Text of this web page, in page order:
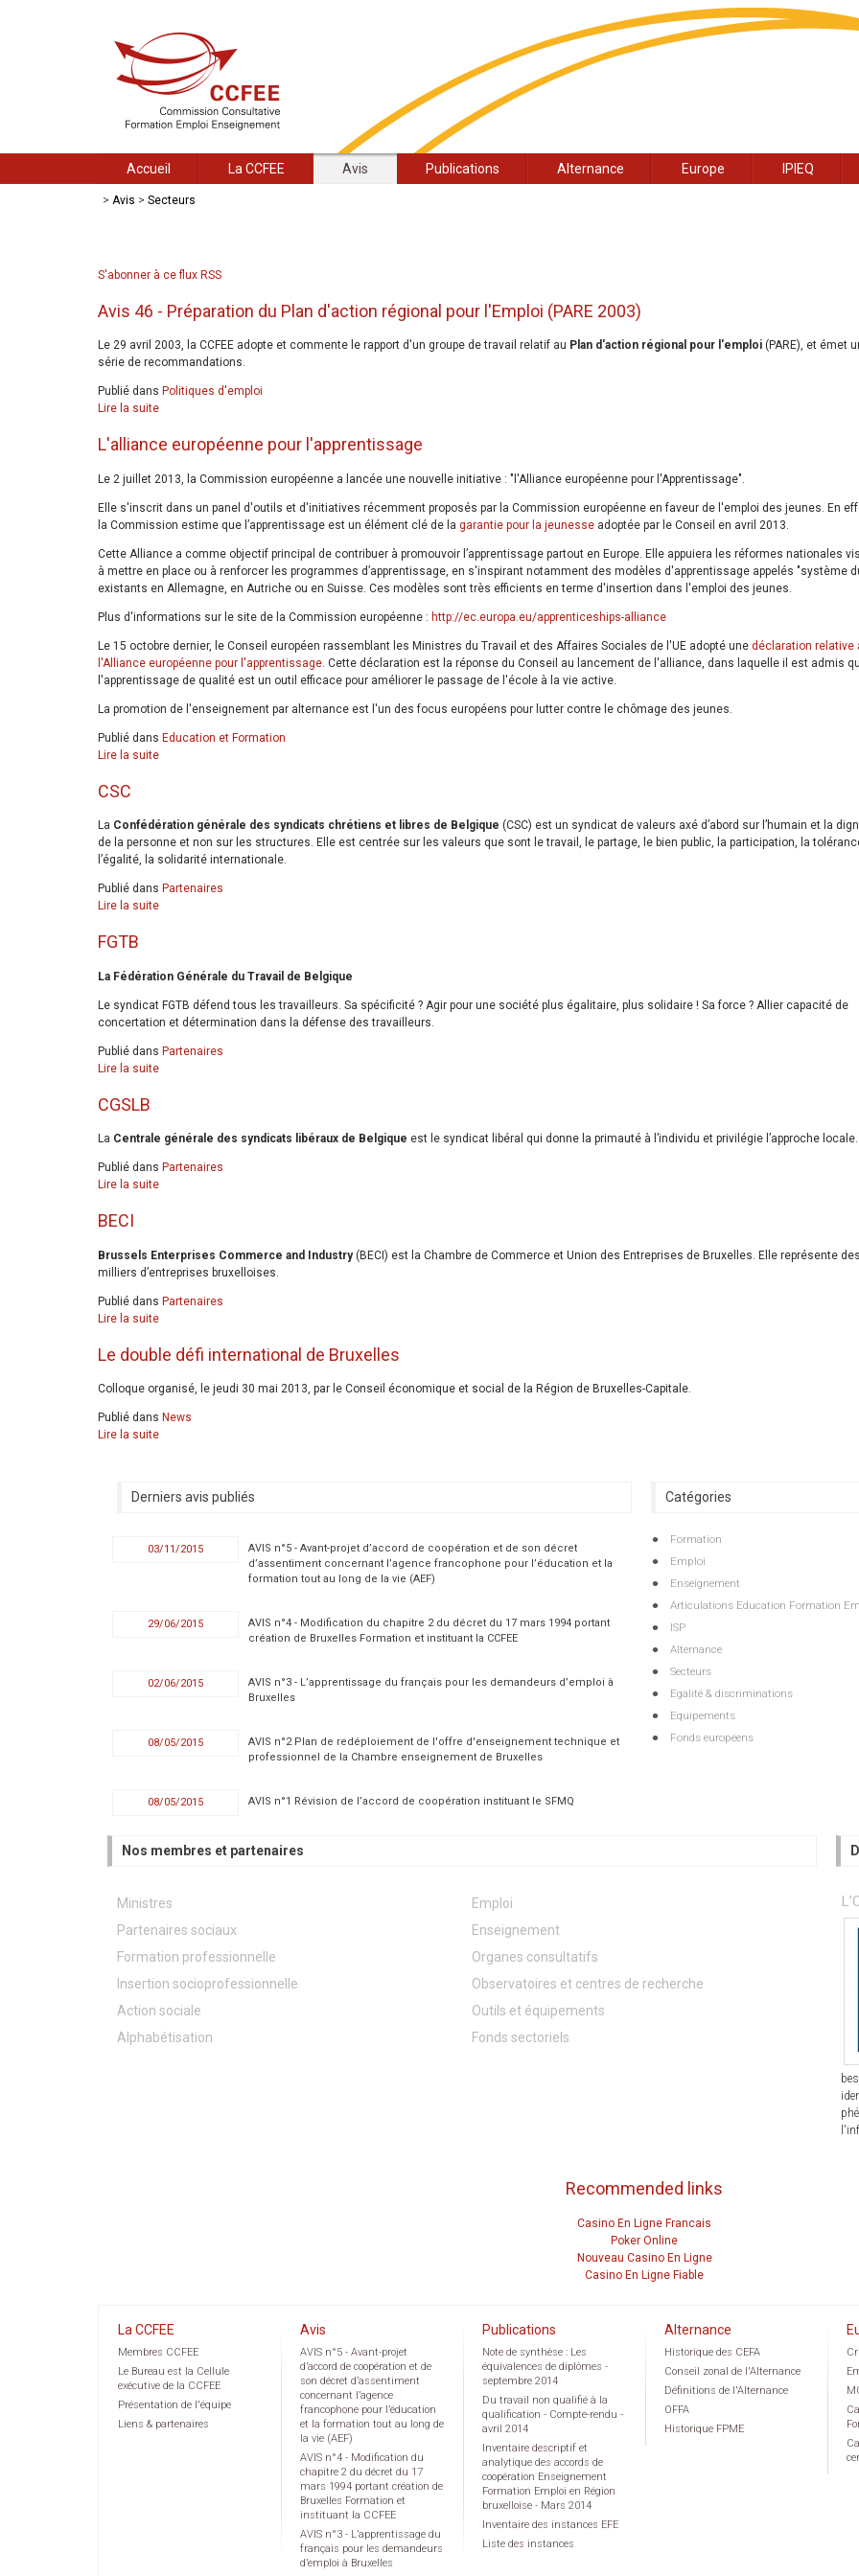
Accueil La CCFEE Avis Publications Alternance Europe IPIEQ
> Avis > Secteurs
S'abonner à ce flux RSS
Avis 46 - Préparation du Plan d'action régional pour l'Emploi (PARE 2003)
Le 29 avril 2003, la CCFEE adopte et commente le rapport d'un groupe de travail relatif au Plan d'action régional pour l'emploi (PARE), et émet
série de recommandations.
Publié dans Politiques d'emploi
Lire la suite
L'alliance européenne pour l'apprentissage
Le 2 juillet 2013, la Commission européenne a lancée une nouvelle initiative : "l'Alliance européenne pour l'Apprentissage".
Elle s'inscrit dans un panel d'outils et d'initiatives récemment proposés par la Commission européenne en faveur de l'emploi des jeunes. En
la Commission estime que l’apprentissage est un élément clé de la garantie pour la jeunesse adoptée par le Conseil en avril 2013.
Cette Alliance a comme objectif principal de contribuer à promouvoir l’apprentissage partout en Europe. Elle appuiera les réformes nationales
à mettre en place ou à renforcer les programmes d’apprentissage, en s'inspirant notamment des modèles d'apprentissage appelés "système
existants en Allemagne, en Autriche ou en Suisse. Ces modèles sont très efficients en terme d'insertion dans l'emploi des jeunes.
Plus d'informations sur le site de la Commission européenne : http://ec.europa.eu/apprenticeships-alliance
Le 15 octobre dernier, le Conseil européen rassemblant les Ministres du Travail et des Affaires Sociales de l'UE adopté une déclaration relative
l'Alliance européenne pour l'apprentissage. Cette déclaration est la réponse du Conseil au lancement de l'alliance, dans laquelle il est admis
l'apprentissage de qualité est un outil efficace pour améliorer le passage de l'école à la vie active.
La promotion de l'enseignement par alternance est l'un des focus européens pour lutter contre le chômage des jeunes.
Publié dans Education et Formation
Lire la suite
CSC
La Confédération générale des syndicats chrétiens et libres de Belgique (CSC) est un syndicat de valeurs axé d’abord sur l’humain et la
de la personne et non sur les structures. Elle est centrée sur les valeurs que sont le travail, le partage, le bien public, la participation, la
l’égalité, la solidarité internationale.
Publié dans Partenaires
Lire la suite
FGTB
La Fédération Générale du Travail de Belgique
Le syndicat FGTB défend tous les travailleurs. Sa spécificité ? Agir pour une société plus égalitaire, plus solidaire ! Sa force ? Allier capacité de
concertation et détermination dans la défense des travailleurs.
Publié dans Partenaires
Lire la suite
CGSLB
La Centrale générale des syndicats libéraux de Belgique est le syndicat libéral qui donne la primauté à l’individu et privilégie l’approche locale.
Publié dans Partenaires
Lire la suite
BECI
Brussels Enterprises Commerce and Industry(BECI) est la Chambre de Commerce et Union des Entreprises de Bruxelles. Elle représente
milliers d’entreprises bruxelloises.
Publié dans Partenaires
Lire la suite
Le double défi international de Bruxelles
Colloque organisé, le jeudi 30 mai 2013, par le Conseil économique et social de la Région de Bruxelles-Capitale.
Publié dans News
Lire la suite
Derniers avis publiés
03/11/2015
AVIS n°5 - Avant-projet d’accord de coopération et de son décret
d’assentiment concernant l’agence francophone pour l’éducation et la
formation tout au long de la vie (AEF)
29/06/2015
AVIS n°4 - Modification du chapitre 2 du décret du 17 mars 1994 portant
création de Bruxelles Formation et instituant la CCFEE
02/06/2015
AVIS n°3 - L’apprentissage du français pour les demandeurs d’emploi à
Bruxelles
08/05/2015
AVIS n°2 Plan de redéploiement de l'offre d'enseignement technique et
professionnel de la Chambre enseignement de Bruxelles
08/05/2015 AVIS n°1 Révision de l’accord de coopération instituant le SFMQ
Catégories
Formation
Emploi
Enseignement
Articulations Education Formation
ISP
Alternance
Secteurs
Egalité & discriminations
Equipements
Fonds européens
Nos membres et partenaires
Ministres
Partenaires sociaux
Formation professionnelle
Insertion socioprofessionnelle
Action sociale
Alphabétisation
Emploi
Enseignement
Organes consultatifs
Observatoires et centres de recherche
Outils et équipements
Fonds sectoriels
Recommended links
Casino En Ligne Francais
Poker Online
Nouveau Casino En Ligne
Casino En Ligne Fiable
La CCFEE
Membres CCFEE
Le Bureau est la Cellule
exécutive de la CCFEE
Présentation de l'équipe
Liens & partenaires
Avis
AVIS n°5 - Avant-projet
d’accord de coopération et de
son décret d’assentiment
concernant l’agence
francophone pour l’éducation
et la formation tout au long de
la vie (AEF)
AVIS n°4 - Modification du
chapitre 2 du décret du 17
mars 1994 portant création de
Bruxelles Formation et
instituant la CCFEE
AVIS n°3 - L’apprentissage du
français pour les demandeurs
d’emploi à Bruxelles
Publications
Note de synthèse : Les
équivalences de diplômes -
septembre 2014
Du travail non qualifié à la
qualification - Compte-rendu -
avril 2014
Inventaire descriptif et
analytique des accords de
coopération Enseignement
Formation Emploi en Région
bruxelloise - Mars 2014
Inventaire des instances EFE
Liste des instances
Alternance
Historique des CEFA
Conseil zonal de l'Alternance
Définitions de l'Alternance
OFFA
Historique FPME